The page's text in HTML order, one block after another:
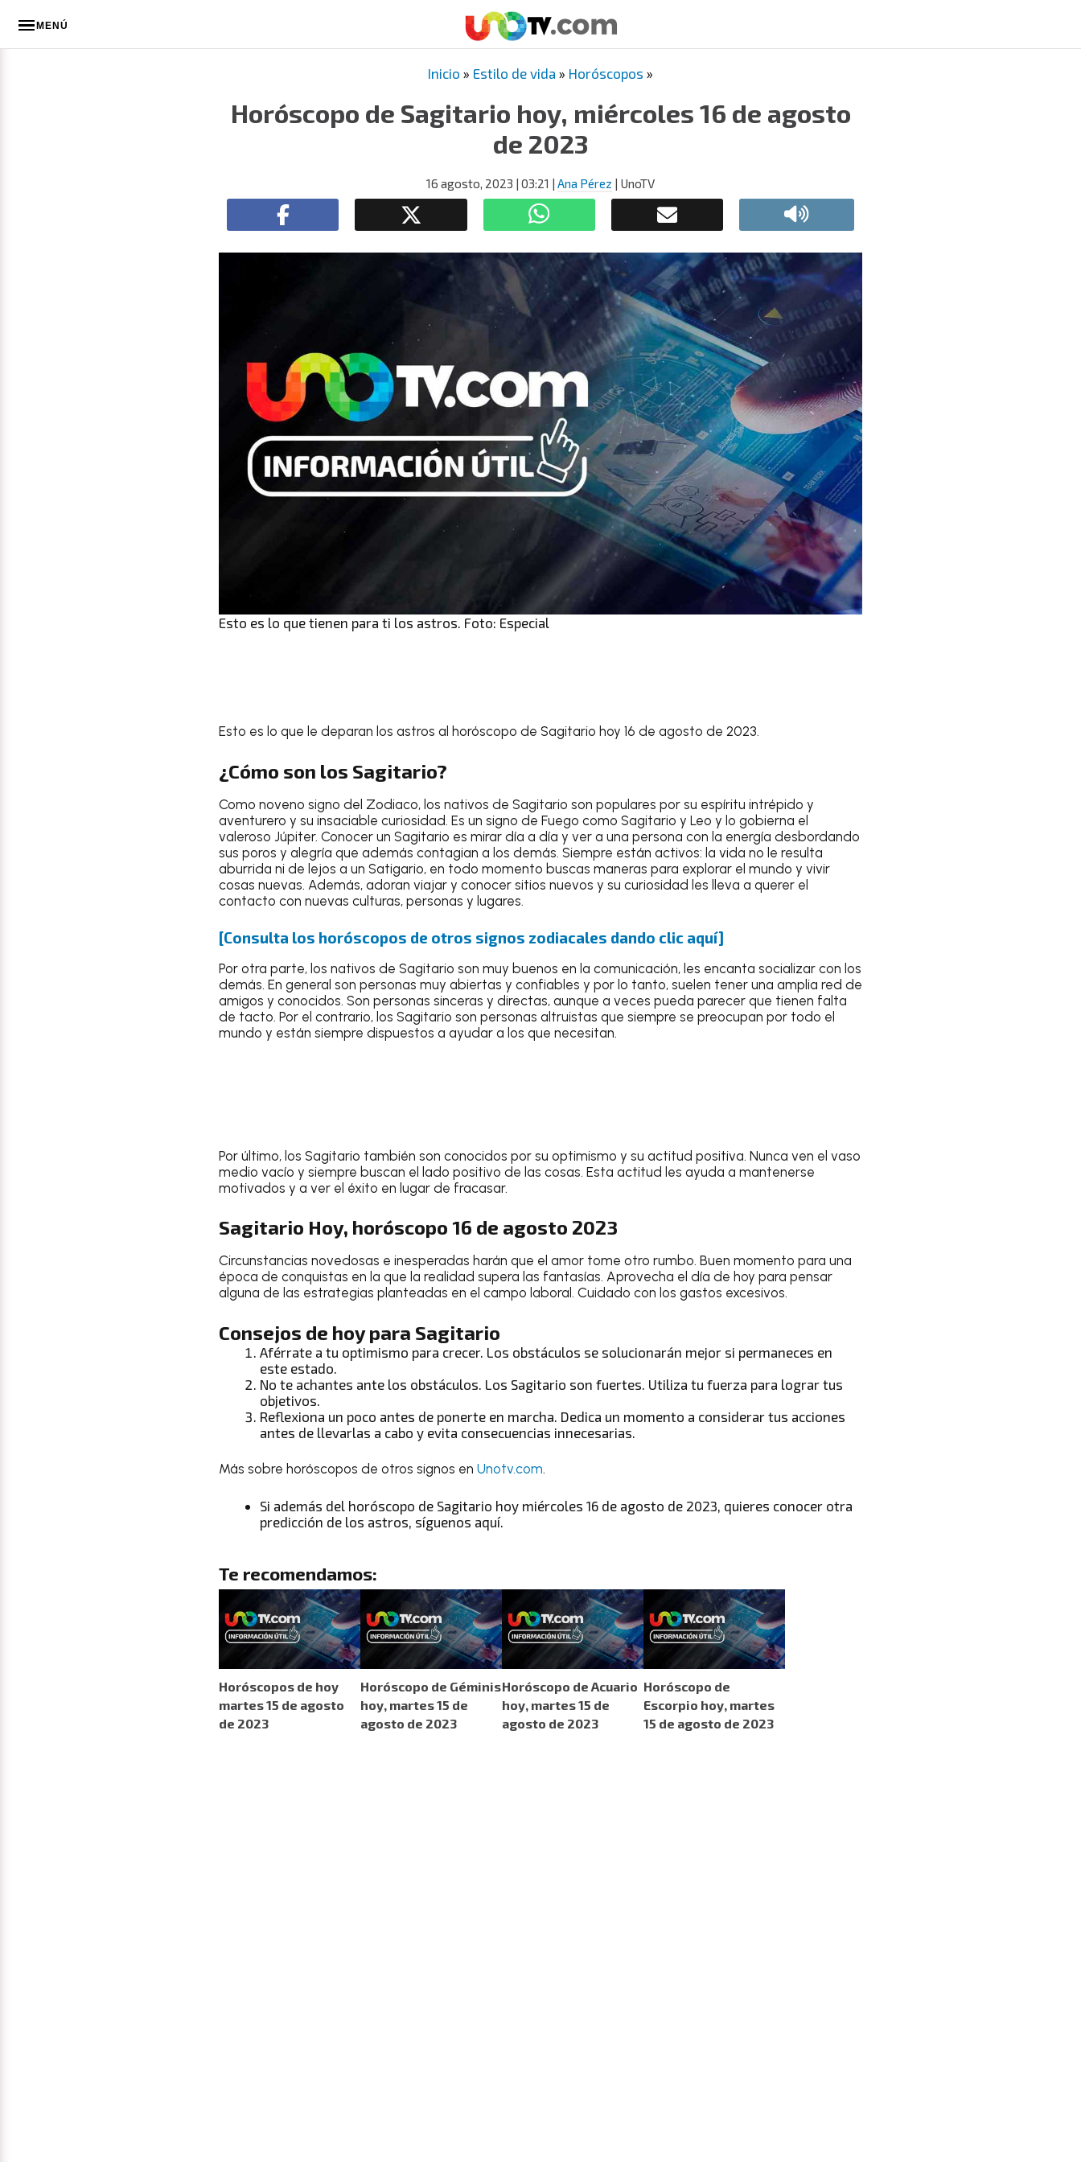
MENÚ
Inicio » Estilo de vida » Horóscopos »
Horóscopo de Sagitario hoy, miércoles 16 de agosto
de 2023
16 agosto, 2023 | 03:21 | Ana Pérez | UnoTV
Esto es lo que tienen para ti los astros. Foto: Especial
Esto es lo que le deparan los astros al horóscopo de Sagitario hoy 16 de agosto de 2023.
¿Cómo son los Sagitario?
Como noveno signo del Zodiaco, los nativos de Sagitario son populares por su espíritu intrépido y
aventurero y su insaciable curiosidad. Es un signo de Fuego como Sagitario y Leo y lo gobierna el
valeroso Júpiter. Conocer un Sagitario es mirar día a día y ver a una persona con la energía desbordando
sus poros y alegría que además contagian a los demás. Siempre están activos: la vida no le resulta
aburrida ni de lejos a un Satigario, en todo momento buscas maneras para explorar el mundo y vivir
cosas nuevas. Además, adoran viajar y conocer sitios nuevos y su curiosidad les lleva a querer el
contacto con nuevas culturas, personas y lugares.
[Consulta los horóscopos de otros signos zodiacales dando clic aquí]
Por otra parte, los nativos de Sagitario son muy buenos en la comunicación, les encanta socializar con los
demás. En general son personas muy abiertas y confiables y por lo tanto, suelen tener una amplia red de
amigos y conocidos. Son personas sinceras y directas, aunque a veces pueda parecer que tienen falta
de tacto. Por el contrario, los Sagitario son personas altruistas que siempre se preocupan por todo el
mundo y están siempre dispuestos a ayudar a los que necesitan.
Por último, los Sagitario también son conocidos por su optimismo y su actitud positiva. Nunca ven el vaso
medio vacío y siempre buscan el lado positivo de las cosas. Esta actitud les ayuda a mantenerse
motivados y a ver el éxito en lugar de fracasar.
Sagitario Hoy, horóscopo 16 de agosto 2023
Circunstancias novedosas e inesperadas harán que el amor tome otro rumbo. Buen momento para una
época de conquistas en la que la realidad supera las fantasías. Aprovecha el día de hoy para pensar
alguna de las estrategias planteadas en el campo laboral. Cuidado con los gastos excesivos.
Consejos de hoy para Sagitario
Aférrate a tu optimismo para crecer. Los obstáculos se solucionarán mejor si permaneces en
este estado.
No te achantes ante los obstáculos. Los Sagitario son fuertes. Utiliza tu fuerza para lograr tus
objetivos.
Reflexiona un poco antes de ponerte en marcha. Dedica un momento a considerar tus acciones
antes de llevarlas a cabo y evita consecuencias innecesarias.
Más sobre horóscopos de otros signos en Unotv.com.
Si además del horóscopo de Sagitario hoy miércoles 16 de agosto de 2023 , quieres conocer otra
predicción de los astros , síguenos aquí.
Te recomendamos:
Horóscopos de hoy
martes 15 de agosto
de 2023
Horóscopo de Géminis
hoy, martes 15 de
agosto de 2023
Horóscopo de Acuario
hoy, martes 15 de
agosto de 2023
Horóscopo de
Escorpio hoy, martes
15 de agosto de 2023